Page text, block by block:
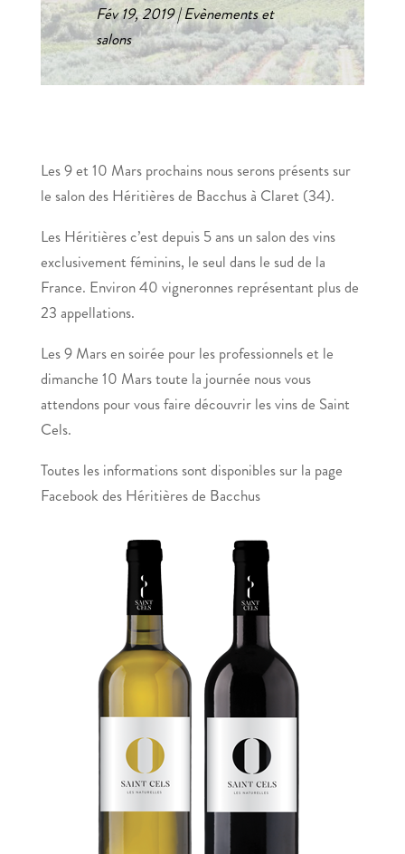
Fév 19, 2019 Evènements et
salons
Les 9 et 10 Mars prochains nous serons présents sur
le salon des Héritières de Bacchus à Claret (34).
Les Héritières c’est depuis 5 ans un salon des vins
exclusivement féminins, le seul dans le sud de la
France. Environ 40 vigneronnes représentant plus de
23 appellations.
Les 9 Mars en soirée pour les professionnels et le
dimanche 10 Mars toute la journée nous vous
attendons pour vous faire découvrir les vins de Saint
Cels.
Toutes les informations sont disponibles sur la page
Facebook des Héritières de Bacchus